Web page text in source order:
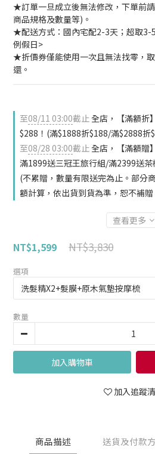
★訂單一旦成立後無法修改，下單前
商品規格及數量等)。
★配送方式：國內宅配2-3天；超取3-
例假日>
★折價券僅能使用一次且無法找零，
還。
至08/11 03:00截止全店，【滿額折
$288！(滿$1888折$188/滿$2888折
至08/28 03:00截止全店，【滿額贈
滿1899送三冠王旅行組/滿2399送
(不累贈，數量有限送完為止。部分
額計算，依出貨到貨為準，恕不補贈
查看更多
NT$1,599 NT$3,830
選項
數量
加入購物車
加入追蹤
商品描述 送貨及付款